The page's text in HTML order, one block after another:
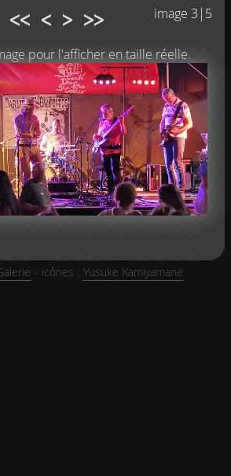
image 3|5
<< < > >>
pour l'afficher en taille réelle.
- icônes : Yusuke Kamiyamane